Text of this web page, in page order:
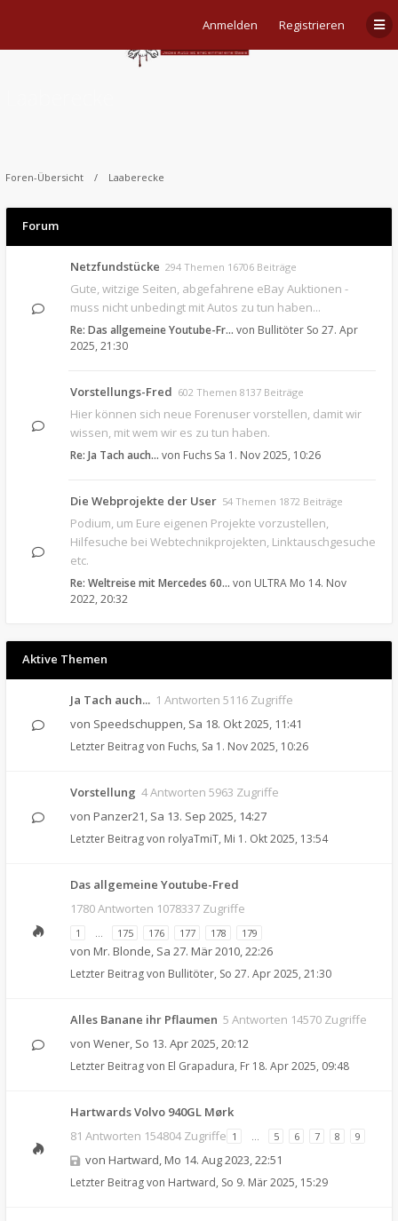
Anmelden Registrieren
Foren-Übersicht Laaberecke
Forum
Netzfundstücke 294 Themen 16706 Beiträge
Gute, witzige Seiten, abgefahrene eBay Auktionen -
muss nicht unbedingt mit Autos zu tun haben...
Re: Das allgemeine Youtube-Fr… von Bullitöter So 27. Apr
2025, 21:30
Vorstellungs-Fred 602 Themen 8137 Beiträge
Hier können sich neue Forenuser vorstellen, damit wir
wissen, mit wem wir es zu tun haben.
Re: Ja Tach auch... von Fuchs Sa 1. Nov 2025, 10:26
Die Webprojekte der User 54 Themen 1872 Beiträge
Podium, um Eure eigenen Projekte vorzustellen,
Hilfesuche bei Webtechnikprojekten, Linktauschgesuche
etc.
Re: Weltreise mit Mercedes 60… von ULTRA Mo 14. Nov
2022, 20:32
Aktive Themen
Ja Tach auch... 1 Antworten 5116 Zugriffe
von Speedschuppen, Sa 18. Okt 2025, 11:41
Letzter Beitrag von Fuchs, Sa 1. Nov 2025, 10:26
Vorstellung 4 Antworten 5963 Zugriffe
von Panzer21, Sa 13. Sep 2025, 14:27
Letzter Beitrag von rolyaTmiT, Mi 1. Okt 2025, 13:54
Das allgemeine Youtube-Fred
1780 Antworten 1078337 Zugriffe
1 … 175 176 177 178 179
von Mr. Blonde, Sa 27. Mär 2010, 22:26
Letzter Beitrag von Bullitöter, So 27. Apr 2025, 21:30
Alles Banane ihr Pflaumen 5 Antworten 14570 Zugriffe
von Wener, So 13. Apr 2025, 20:12
Letzter Beitrag von El Grapadura, Fr 18. Apr 2025, 09:48
Hartwards Volvo 940GL Mørk
81 Antworten 154804 Zugriffe 1 … 5 6 7 8 9
von Hartward, Mo 14. Aug 2023, 22:51
Letzter Beitrag von Hartward, So 9. Mär 2025, 15:29